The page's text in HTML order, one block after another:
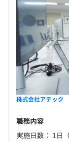
株式会社アテック
職務内容
実施日数： 1日